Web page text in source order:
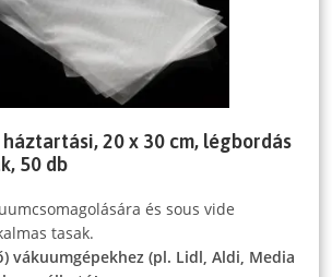
20 x 30 cm, légbordás
50 db
és sous vide
tasak.
vákuumgépekhez (pl. Lidl, Aldi, Media